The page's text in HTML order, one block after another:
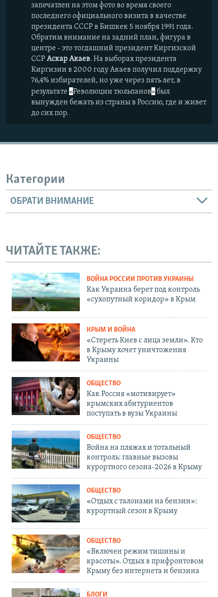
запечатлен на этом фото во время своего
последнего официального визита в качестве
президента СССР в Бишкек 5 ноября 1991 года.
Обратим внимание на задний план, фигура в
центре - это тогдашний президент Киргизской
ССР Аскар Акаев. На выборах президента
Киргизии в 2000 году Акаев получил поддержку
76,4% избирателей, но уже через пять лет, в
результате «Революции тюльпанов»был
вынужден бежать из страны в Россию, где и живет
до сих пор.
Категории
ОБРАТИ ВНИМАНИЕ
ЧИТАЙТЕ ТАКЖЕ:
ВОЙНА РОССИИ ПРОТИВ УКРАИНЫ
Как Украина берет под контроль
«сухопутный коридор» в Крым
КРЫМ И ВОЙНА
«Стереть Киев с лица земли». Кто
в Крыму хочет уничтожения
Украины
ОБЩЕСТВО
Как Россия «мотивирует»
крымских абитуриентов
поступать в вузы Украины
ОБЩЕСТВО
Война на пляжах и тотальный
контроль: главные вызовы
курортного сезона-2026 в Крыму
ОБЩЕСТВО
«Отдых с талонами на бензин»:
курортный сезон в Крыму
ОБЩЕСТВО
«Включен режим тишины и
красоты». Отдых в прифронтовом
Крыму без интернета и бензина
БЛОГИ